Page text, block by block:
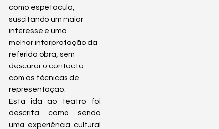
como espetáculo,
suscitando um maior
interesse e uma
melhor interpretação da
referida obra, sem
descurar o contacto
com as técnicas de
representação.
Esta ida ao teatro foi
descrita como sendo
uma experiência cultural